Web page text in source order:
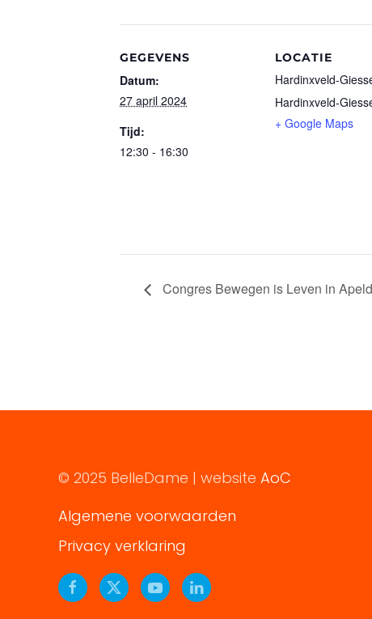
GEGEVENS
Datum:
27 april 2024
Tijd:
12:30 - 16:30
LOCATIE
Hardinxveld-
Hardinxveld-
+ Google Maps
Congres Bewegen is Leven in
© 2025 BelleDame | website AoC
Algemene voorwaarden
Privacy verklaring